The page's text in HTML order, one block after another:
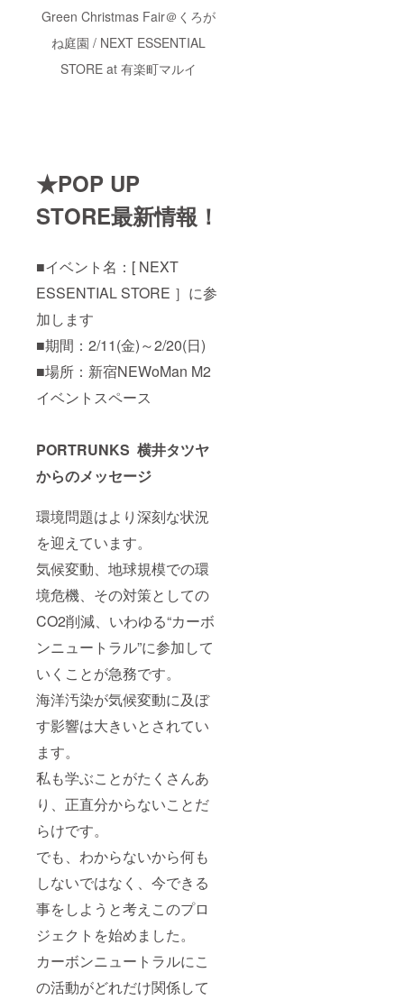
Green Christmas Fair＠くろが
ね庭園 / NEXT ESSENTIAL
STORE at 有楽町マルイ
★POP UP
STORE最新情報！
■イベント名：[ NEXT
ESSENTIAL STORE ］に参
加します
■期間：2/11(金)～2/20(日)
■場所：新宿NEWoMan M2
イベントスペース
PORTRUNKS 横井タツヤ
からのメッセージ
環境問題はより深刻な状況
を迎えています。
気候変動、地球規模での環
境危機、その対策としての
CO2削減、いわゆる“カーボ
ンニュートラル”に参加して
いくことが急務です。
海洋汚染が気候変動に及ぼ
す影響は大きいとされてい
ます。
私も学ぶことがたくさんあ
り、正直分からないことだ
らけです。
でも、わからないから何も
しないではなく、今できる
事をしようと考えこのプロ
ジェクトを始めました。
カーボンニュートラルにこ
の活動がどれだけ関係して